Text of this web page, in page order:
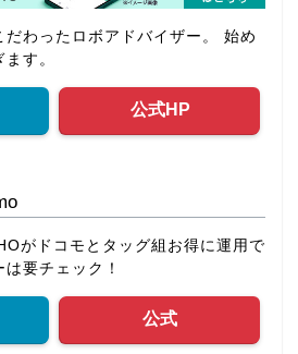
わったロボアドバイザー。 始め
す。
公式HP
がドコモとタッグ組お得に運用で
要チェック！
公式